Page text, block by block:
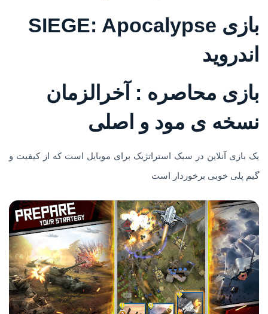
بازی SIEGE: Apocalypse
اندروید
بازی محاصره : آخرالزمان
نسخه ی مود و اصلی
یک بازی آنلاین در سبک استراتژیک برای موبایل است که از کیفیت و
گیم پلی خوبی برخوردار است